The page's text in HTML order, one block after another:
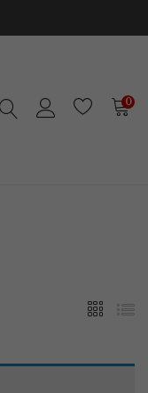
0